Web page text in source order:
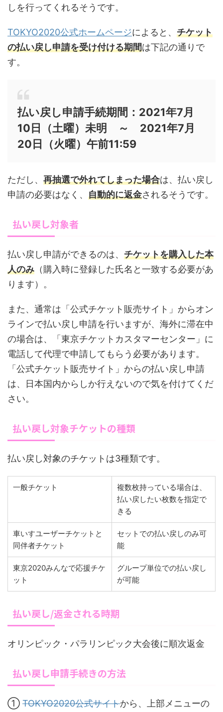
しを行ってくれるそうです。
TOKYO2020公式ホームページによると、 チケット
の払い戻し申請を受け付ける期間は下記の通りで
す。
払い戻し申請手続期間： 2021年7月
10日（土曜）未明 ～ 2021年7月
20日（火曜）午前11:59
ただし、 再抽選で外れてしまった場合は、払い戻し
申請の必要はなく、 自動的に返金されるそうです。
払い戻し対象者
払い戻し申請ができるのは、 チケットを購入した本
人のみ （購入時に登録した氏名と一致する必要があ
ります）。
また、通常は「公式チケット販売サイト」からオン
ラインで払い戻し申請を行いますが、海外に滞在中
の場合は、「東京チケットカスタマーセンター」に
電話して代理で申請してもらう必要があります。
「公式チケット販売サイト」からの払い戻し申請
は、日本国内からしか行えないので気を付けてくだ
さい。
払い戻し対象チケットの種類
払い戻し対象のチケットは3種類です。
一般チケット
複数枚持っている場合は、
払い戻したい枚数を指定で
きる
車いすユーザーチケットと
同伴者チケット
セットでの払い戻しのみ可
能
東京2020みんなで応援チケ
ット
グループ単位での払い戻し
が可能
払い戻し/返金される時期
オリンピック・パラリンピック大会後に順次返金
払い戻し申請手続きの方法
① TOKYO2020公式サイトから、上部メニューの